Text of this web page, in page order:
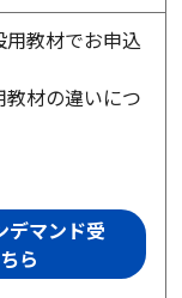
教材でお申込
材の違いにつ
デマンド受
ら